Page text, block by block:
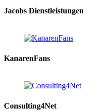
Jacobs Dienstleistungen
KanarenFans
Consulting4Net